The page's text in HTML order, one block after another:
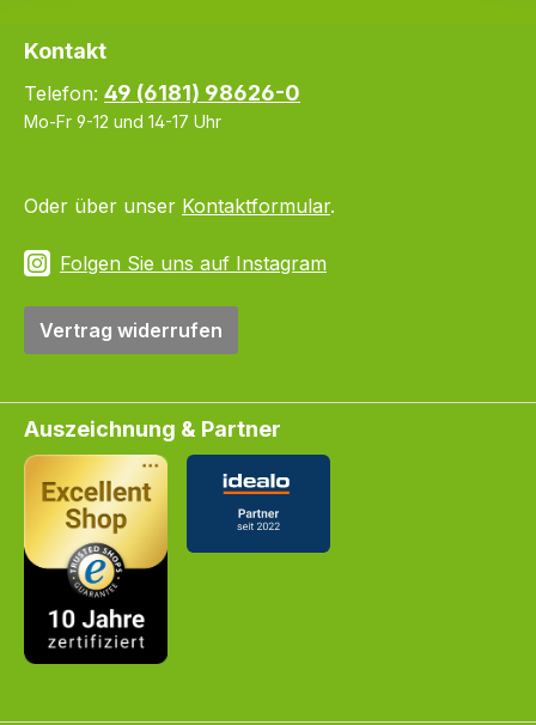
Kontakt
Telefon: 49 (6181) 98626-0
Mo-Fr 9-12 und 14-17 Uhr
Oder über unser Kontaktformular.
Folgen Sie uns auf Instagram
Vertrag widerrufen
Auszeichnung & Partner